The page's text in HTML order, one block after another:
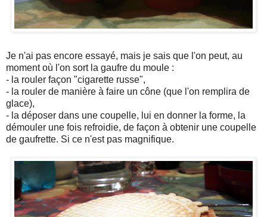
Je n'ai pas encore essayé, mais je sais que l'on peut, au
moment où l'on sort la gaufre du moule :
- la rouler façon "cigarette russe",
- la rouler de manière à faire un cône (que l'on remplira de
glace),
- la déposer dans une coupelle, lui en donner la forme, la
démouler une fois refroidie, de façon à obtenir une coupelle
de gaufrette. Si ce n'est pas magnifique.